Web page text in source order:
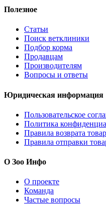
Полезное
Статьи
Поиск ветклиники
Подбор корма
Продавцам
Производителям
Вопросы и ответы
Юридическая информация
Пользовательское
Политика
Правила возврата
Правила отправки
О Зоо Инфо
О проекте
Команда
Частые вопросы